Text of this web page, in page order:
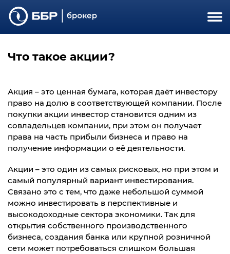
Что такое акции?
Акция – это ценная бумага, которая даёт инвестору
право на долю в соответствующей компании. После
покупки акции инвестор становится одним из
совладельцев компании, при этом он получает
права на часть прибыли бизнеса и право на
получение информации о её деятельности.
Акции – это один из самых рисковых, но при этом и
самый популярный вариант инвестирования.
Связано это с тем, что даже небольшой суммой
можно инвестировать в перспективные и
высокодоходные сектора экономики. Так для
открытия собственного производственного
бизнеса, создания банка или крупной розничной
сети может потребоваться слишком большая